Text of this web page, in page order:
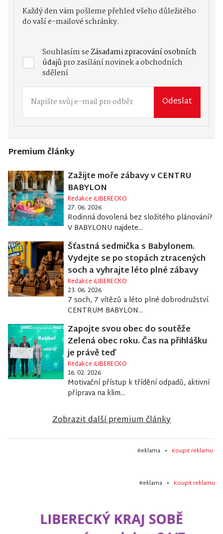
Každý den vám pošleme přehled všeho důležitého
do vaší e-mailové schránky.
Souhlasím seZásadami zpracování osobních
údajůpro zasílání novinek a obchodních
sdělení
Odeslat
Premium články
Zažijte moře zábavy v CENTRU
BABYLON
Redakce iLIBERECKO
27. 06. 2026
Rodinná dovolená bez složitého plánování?
V BABYLONU najdete...
Šťastná sedmička s Babylonem.
Vydejte se po stopách ztracených
soch a vyhrajte léto plné zábavy
Redakce iLIBERECKO
23. 06. 2026
7 soch, 7 vítězů a léto plné dobrodružství.
CENTRUM BABYLON...
Zapojte svou obec do soutěže
Zelená obec roku. Čas na přihlášku
je právě teď
Redakce iLIBERECKO
16. 02. 2026
Motivační přístup k třídění odpadů, aktivní
příprava na klim...
Zobrazit další premium články
Reklama • Koupit reklamu
Reklama • Koupit reklamu